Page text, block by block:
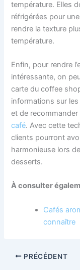
température. Elles
réfrigérées pour
rendre la texture
température.
Enfin, pour rendre
intéressante, on
carte du coffee
informations sur
et de
café. Avec cette
clients pourront
harmonieuse lors
desserts.
À consulter
Cafés
connaître
PRÉCÉDENT